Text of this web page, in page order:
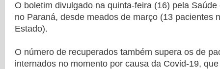
O boletim divulgado na quinta-feira (16) pela
no Paraná, desde meados de março (13 pacientes
Estado).
O número de recuperados também supera os de
internados no momento por causa da Covid-19,